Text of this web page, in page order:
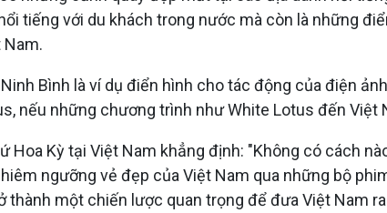
tiếng với du khách trong nước mà còn là những
Nam.
Bình là ví dụ điển hình cho tác động của điện
nếu những chương trình như White Lotus đến
Hoa Kỳ tại Việt Nam khẳng định: "Không có cách
ngưỡng vẻ đẹp của Việt Nam qua những bộ
thành một chiến lược quan trọng để đưa Việt Nam